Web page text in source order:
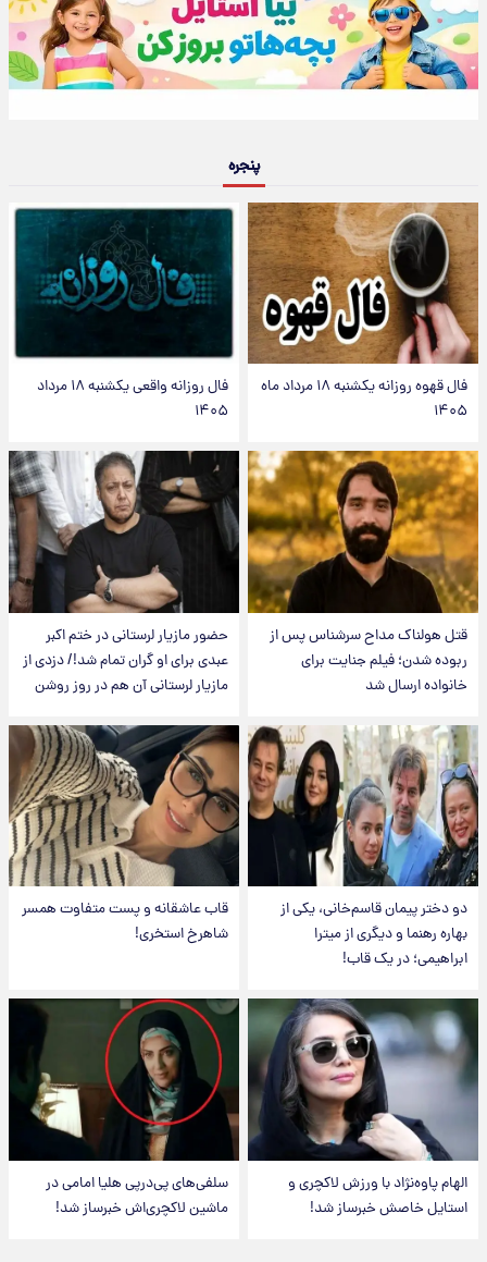
پنجره
فال قهوه روزانه یکشنبه ۱۸ مرداد ماه
۱۴۰۵
فال روزانه واقعی یکشنبه ۱۸ مرداد
۱۴۰۵
قتل هولناک مداح سرشناس پس از
ربوده شدن؛ فیلم جنایت برای
خانواده ارسال شد
حضور مازیار لرستانی در ختم اکبر
عبدی برای او گران تمام شد!/ دزدی از
مازیار لرستانی آن هم در روز روشن
دو دختر پیمان قاسم‌خانی، یکی از
بهاره رهنما و دیگری از میترا
ابراهیمی؛ در یک قاب!
قاب عاشقانه و پست متفاوت همسر
شاهرخ استخری!
الهام پاوه‌نژاد با ورزش لاکچری و
استایل خاصش خبرساز شد!
سلفی‌های پی‌درپی هلیا امامی در
ماشین لاکچری‌اش خبرساز شد!